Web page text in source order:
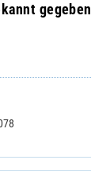
gegeben